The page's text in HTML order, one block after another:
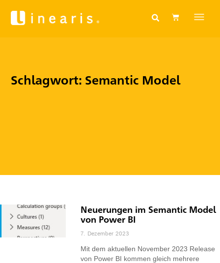
Schlagwort: Semantic Model
Neuerungen im Semantic Model
von Power BI
7. Dezember 2023
Mit dem aktuellen November 2023 Release
von Power BI kommen gleich mehrere